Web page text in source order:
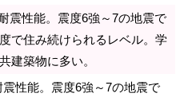
震性能。震度6強～7の地震で
で住み続けられるレベル。学
建築物に多い。
性能。震度6強～7の地震で